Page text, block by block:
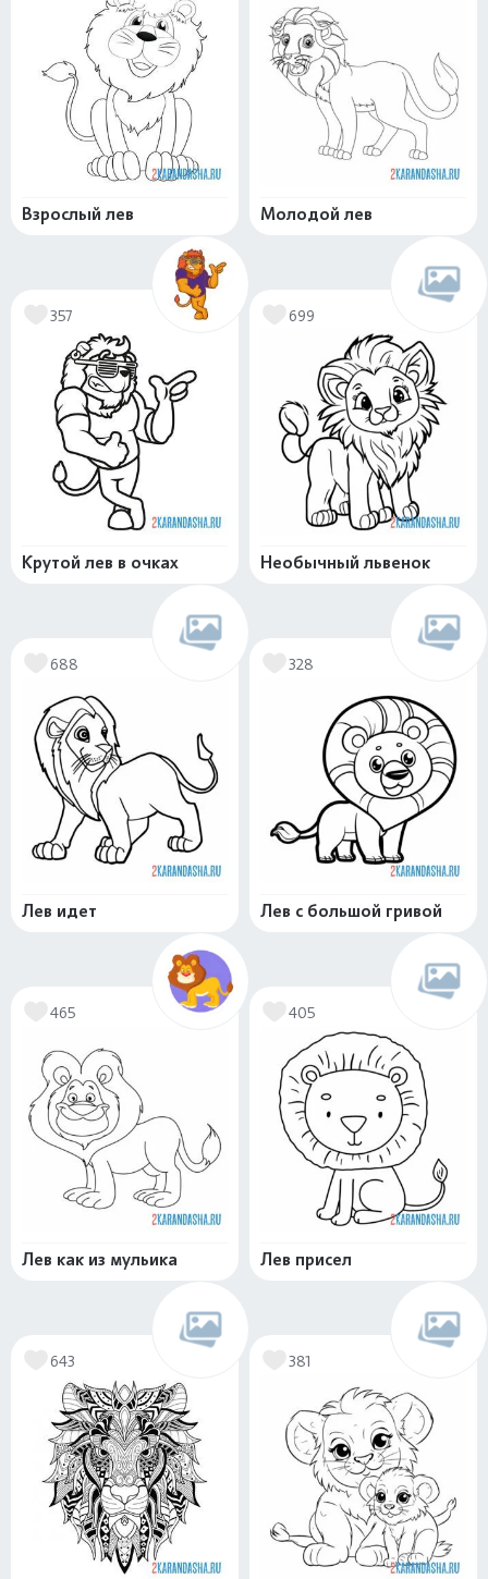
Взрослый лев Молодой лев
357
Крутой лев в очках
699
Необычный львенок
688
Лев идет
328
Лев с большой гривой
465
Лев как из мульика
405
Лев присел
643 381